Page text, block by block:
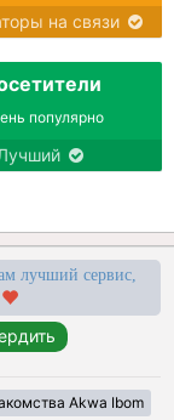
на связи
популярно
лучший сервис,
Akwa Ibom